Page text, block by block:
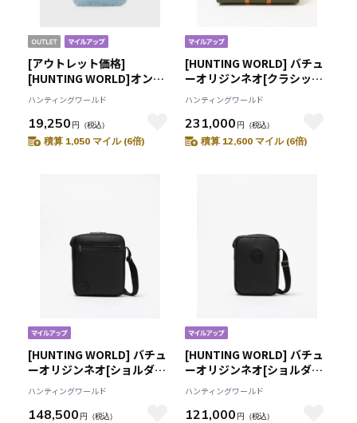
[アウトレット価格]
[HUNTING WORLD]オンラ
インストア限定ジャスパー
[トートバッグ 5072aJSP]ブ
ルー6109151575
ハンティングワールド
19,250 円 （税込）
積算 1,050 マイル (6倍)
[HUNTING WORLD] バチュ
ーオリジンネオ[クラシック
ダッフル48 1073BON]グリ
ーン6109080455
ハンティングワールド
231,000 円 （税込）
積算 12,600 マイル (6倍)
[HUNTING WORLD] バチュ
ーオリジンネオ[ショルダー
バッグL 6551BON]ブラック
6109080808
ハンティングワールド
148,500 円 （税込）
[HUNTING WORLD] バチュ
ーオリジンネオ[ショルダー
バッグS 6051BON]ブラック
6109080908
ハンティングワールド
121,000 円 （税込）